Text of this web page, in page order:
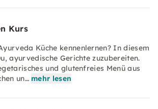
Kurs
Küche kennenlernen? In diesem
ayurvedische Gerichte zuzubereiten.
und glutenfreies Menü aus
un… mehr lesen